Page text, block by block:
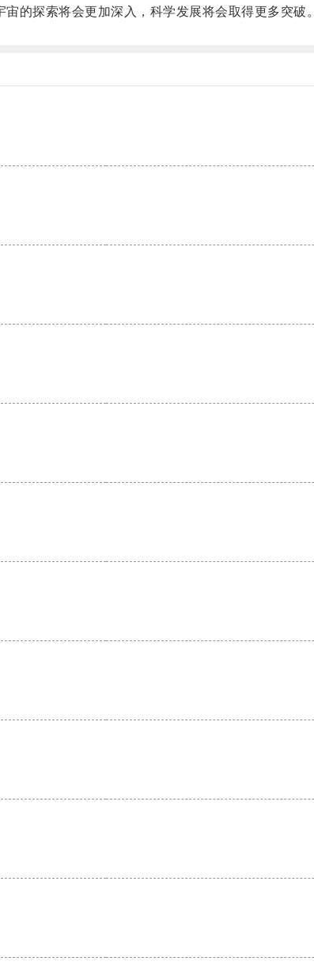
探索将会更加深入，科学发展将会取得更多突破。